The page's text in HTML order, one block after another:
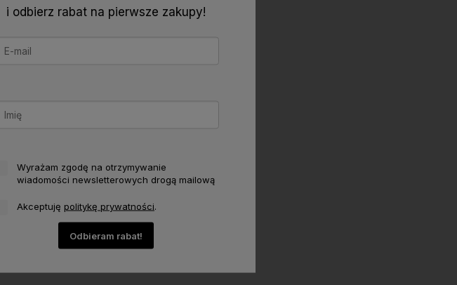
i odbierz rabat na pierwsze zakupy!
Wyrażam zgodę na otrzymywanie
wiadomości newsletterowych drogą mailową
Akceptuję politykę prywatności.
Odbieram rabat!